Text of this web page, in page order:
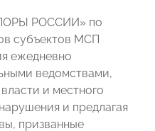
РОССИИ» по
субъектов МСП
ежедневно
ведомствами,
и местного
и предлагая
призванные